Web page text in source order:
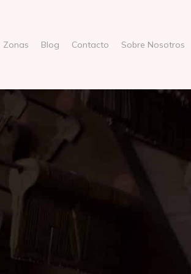
Zonas Blog Contacto Sobre Nosotros